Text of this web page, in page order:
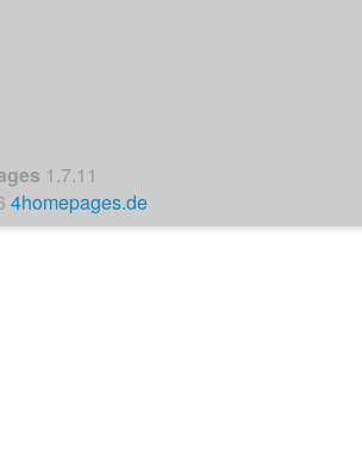
1.7.11
4homepages.de